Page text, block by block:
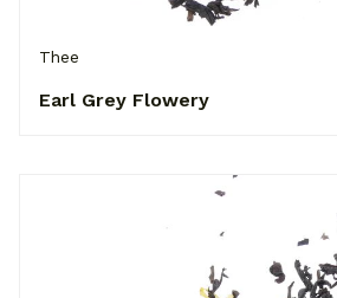
Thee
Earl Grey Flowery